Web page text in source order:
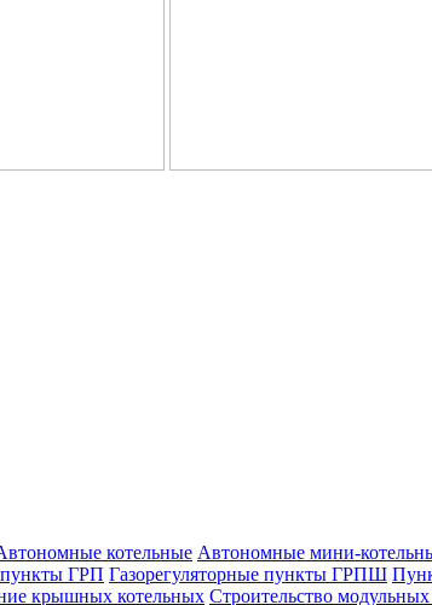
котельные Автономные мини-
пункты ГРП Газорегуляторные пункты ГРПШ
крышных котельных Строительство